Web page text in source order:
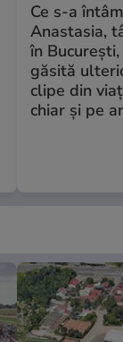
Ce s-a
Anastasia,
în
găsită
clipe din
chiar și pe